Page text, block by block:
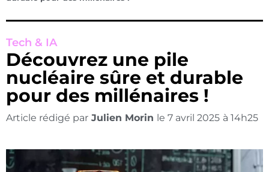
Tech & IA
Découvrez une pile
nucléaire sûre et durable
pour des millénaires !
Article rédigé par Julien Morin le 7 avril 2025 à 14h25